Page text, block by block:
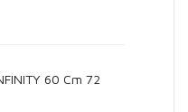
60 Cm 72